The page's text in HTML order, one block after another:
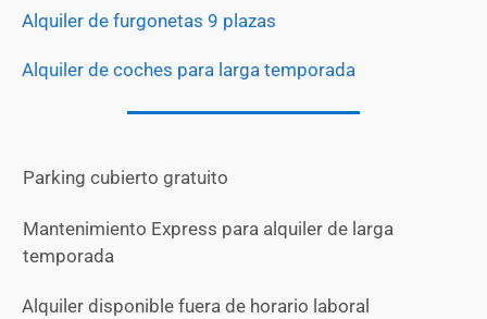
Alquiler de furgonetas 9 plazas
Alquiler de coches para larga temporada
Parking cubierto gratuito
Mantenimiento Express para alquiler de larga
temporada
Alquiler disponible fuera de horario laboral